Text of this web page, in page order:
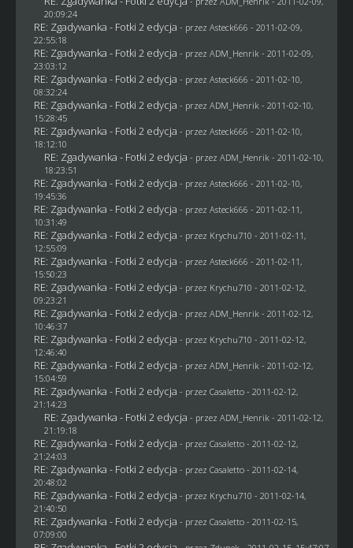
20:09:24
RE: Zgadywanka - Fotki 2 edycja - przez Asteck666 - 2011-02-09,
22:55:18
RE: Zgadywanka - Fotki 2 edycja - przez ADM_Henrik - 2011-02-09,
23:03:12
RE: Zgadywanka - Fotki 2 edycja - przez Asteck666 - 2011-02-10,
08:32:24
RE: Zgadywanka - Fotki 2 edycja - przez ADM_Henrik - 2011-02-10,
15:28:45
RE: Zgadywanka - Fotki 2 edycja - przez Asteck666 - 2011-02-10,
18:12:10
RE: Zgadywanka - Fotki 2 edycja - przez ADM_Henrik - 2011-02-10,
18:23:51
RE: Zgadywanka - Fotki 2 edycja - przez Asteck666 - 2011-02-10,
19:45:36
RE: Zgadywanka - Fotki 2 edycja - przez Asteck666 - 2011-02-11,
10:31:49
RE: Zgadywanka - Fotki 2 edycja - przez Krychu710 - 2011-02-11,
12:55:09
RE: Zgadywanka - Fotki 2 edycja - przez Asteck666 - 2011-02-11,
15:50:23
RE: Zgadywanka - Fotki 2 edycja - przez Krychu710 - 2011-02-12,
09:23:21
RE: Zgadywanka - Fotki 2 edycja - przez ADM_Henrik - 2011-02-12,
10:46:37
RE: Zgadywanka - Fotki 2 edycja - przez Krychu710 - 2011-02-12,
12:46:40
RE: Zgadywanka - Fotki 2 edycja - przez ADM_Henrik - 2011-02-12,
15:04:59
RE: Zgadywanka - Fotki 2 edycja - przez Casaletto- 2011-02-12,
21:14:23
RE: Zgadywanka - Fotki 2 edycja - przez ADM_Henrik - 2011-02-12,
21:19:18
RE: Zgadywanka - Fotki 2 edycja - przez Casaletto- 2011-02-12,
21:24:03
RE: Zgadywanka - Fotki 2 edycja - przez Casaletto- 2011-02-14,
20:48:02
RE: Zgadywanka - Fotki 2 edycja - przez Krychu710 - 2011-02-14,
21:40:50
RE: Zgadywanka - Fotki 2 edycja - przez Casaletto- 2011-02-15,
07:09:00